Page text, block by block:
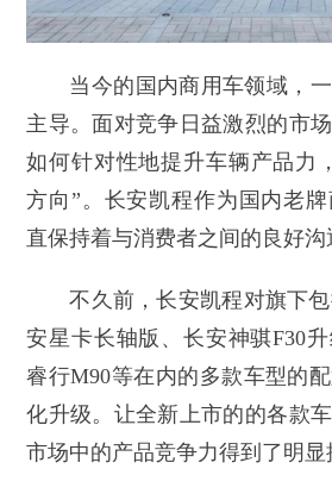
当今的国内商用车领域，
主导。面对竞争日益激烈的市
如何针对性地提升车辆产品力
方向”。长安凯程作为国内老
直保持着与消费者之间的良好沟
不久前，长安凯程对旗下
安星卡长轴版、长安神骐F30
睿行M90等在内的多款车型的
化升级。让全新上市的的各款
市场中的产品竞争力得到了明显